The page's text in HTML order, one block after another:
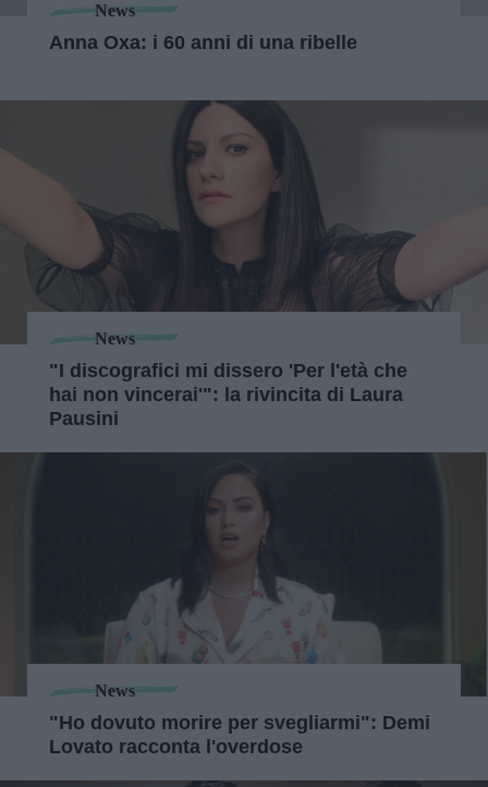
News
Anna Oxa: i 60 anni di una ribelle
News
"I discografici mi dissero 'Per l'età che
hai non vincerai'": la rivincita di Laura
Pausini
News
"Ho dovuto morire per svegliarmi": Demi
Lovato racconta l'overdose